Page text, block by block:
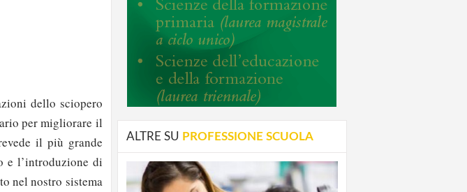
dello sciopero
per migliorare il
il più grande
e l’introduzione di
nel nostro sistema
ALTRE SU PROFESSIONE SCUOLA